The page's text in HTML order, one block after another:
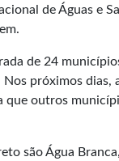
de Águas e
de 24
Nos próximos
que outros
são Água